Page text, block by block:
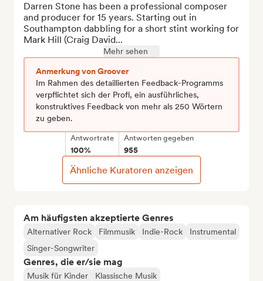
Am häufigsten akzeptierte Genres
Alternativer Rock Filmmusik Indie-Rock
Instrumental
Singer-Songwriter
Genres, die er/sie mag
Musik für Kinder
Klassische Musik
Darren Stone has been a professional composer
and producer for 15 years. Starting out in
Southampton dabbling for a short stint working for
Mark Hill (Craig David...
Mehr sehen
Anmerkung von Groover
Im Rahmen des detaillierten Feedback-Programms
verpflichtet sich der Profi, ein ausführliches,
konstruktives Feedback von mehr als 250 Wörtern
zu geben.
Antwortrate
100%
Antworten gegeben
955
Ähnliche Kuratoren anzeigen